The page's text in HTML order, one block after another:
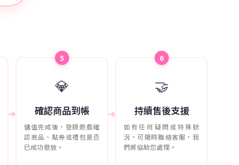
➔
5
💎
確認商品到帳
儲值完成後，登錄遊戲確
認商品、點券或禮包是否
已成功發放。
➔
6
🤝
持續售後支援
如有任何疑問或特殊狀
況，可隨時聯絡客服，我
們將協助您處理。